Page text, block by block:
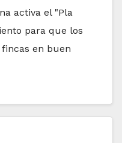
activa el "Pla
para que los
en buen